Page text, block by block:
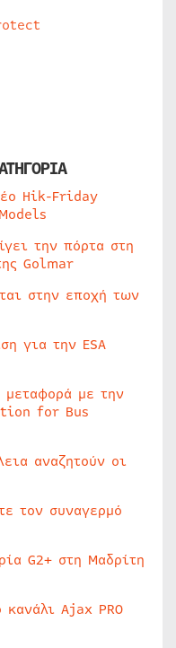
Hik-Friday
την πόρτα στη
Golmar
στην εποχή των
για την ESA
με την
for Bus
αναζητούν οι
τον συναγερμό
G2+ στη Μαδρίτη
Ajax PRO